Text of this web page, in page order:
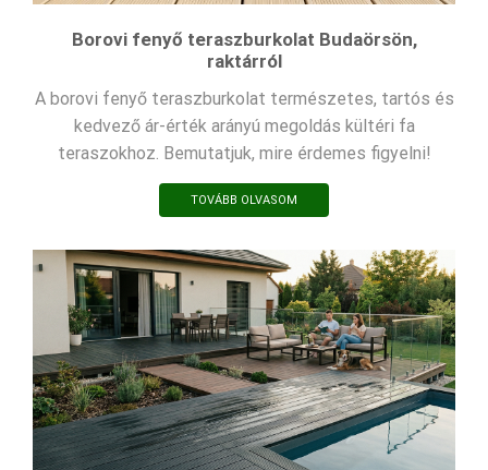
Borovi fenyő teraszburkolat Budaörsön,
raktárról
A borovi fenyő teraszburkolat természetes, tartós és
kedvező ár-érték arányú megoldás kültéri fa
teraszokhoz. Bemutatjuk, mire érdemes figyelni!
TOVÁBB OLVASOM